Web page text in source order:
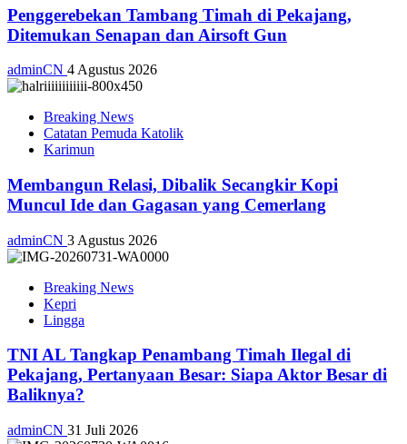
Penggerebekan Tambang Timah di Pekajang,
Ditemukan Senapan dan Airsoft Gun
adminCN 4 Agustus 2026
Breaking News
Catatan Pemuda Katolik
Karimun
Membangun Relasi, Dibalik Secangkir Kopi
Muncul Ide dan Gagasan yang Cemerlang
adminCN 3 Agustus 2026
Breaking News
Kepri
Lingga
TNI AL Tangkap Penambang Timah Ilegal di
Pekajang, Pertanyaan Besar: Siapa Aktor Besar di
Baliknya?
adminCN 31 Juli 2026